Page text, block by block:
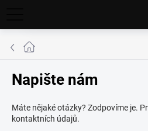
Domů
Napište nám
Máte nějaké otázky? Zodpovíme je.
kontaktních údajů.